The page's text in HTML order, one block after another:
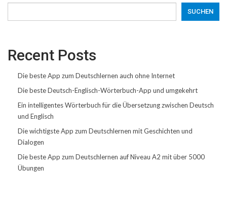
SUCHEN
Recent Posts
Die beste App zum Deutschlernen auch ohne Internet
Die beste Deutsch-Englisch-Wörterbuch-App und umgekehrt
Ein intelligentes Wörterbuch für die Übersetzung zwischen Deutsch
und Englisch
Die wichtigste App zum Deutschlernen mit Geschichten und
Dialogen
Die beste App zum Deutschlernen auf Niveau A2 mit über 5000
Übungen